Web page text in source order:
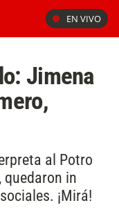
EN VIVO
Jimena
al Potro
quedaron in
¡Mirá!